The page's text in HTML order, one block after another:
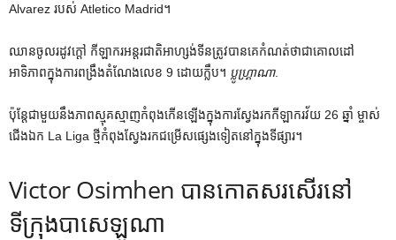
Alvarez របស់ Atletico Madrid។
ឈានចូលរដូវក្តៅ កីឡាករអន្តរជាតិអាហ្សង់ទីនត្រូវបានគេកំណត់ថាជាគោលដៅ
អាទិភាពក្នុងការពង្រឹងតំណែងលេខ 9 ដោយក្លឹប។ ប្លូហ្គ្រាណា.
ប៉ុន្តែជាមួយនឹងភាពស្មុគស្មាញកំពុងកើនឡើងក្នុងការស្វែងរកកីឡាករវ័យ 26 ឆ្នាំ ម្ចាស់
ជើងឯក La Liga ថ្មីកំពុងស្វែងរកជម្រើសផ្សេងទៀតនៅក្នុងទីផ្សារ។
Victor Osimhen បានកោតសរសើរនៅ
ទីក្រុងបាសេឡូណា